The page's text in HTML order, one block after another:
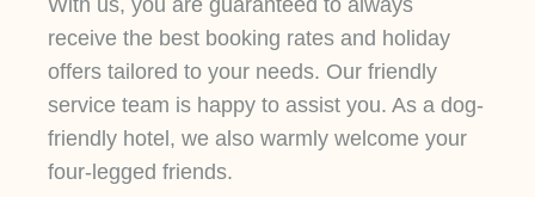
With us, you are guaranteed to always
receive the best booking rates and holiday
offers tailored to your needs. Our friendly
service team is happy to assist you. As a dog-
friendly hotel, we also warmly welcome your
four-legged friends.